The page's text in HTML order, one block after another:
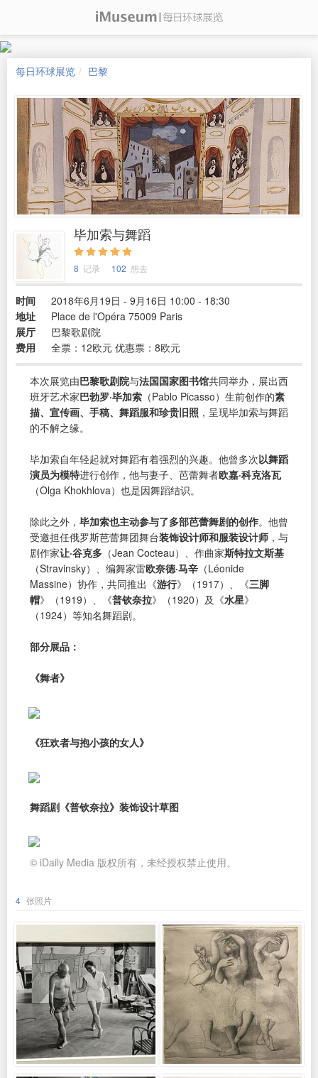
每日环球展览 巴黎
毕加索与舞蹈
8 记录 102 想去
时间
2018年6月19日 - 9月16日 10:00 - 18:30
地址
Place de l'Opéra 75009 Paris
展厅
巴黎歌剧院
费用
全票：12欧元 优惠票：8欧元
本次展览由巴黎歌剧院与法国国家图书馆共同举办，展出西
班牙艺术家巴勃罗·毕加索 （Pablo Picasso）生前创作的素
描、宣传画、手稿、舞蹈服和珍贵旧照 ，呈现毕加索与舞蹈
的不解之缘。
毕加索自年轻起就对舞蹈有着强烈的兴趣。他曾多次以舞蹈
演员为模特进行创作，他与妻子、芭蕾舞者欧嘉·科克洛瓦
（Olga Khokhlova）也是因舞蹈结识。
除此之外， 毕加索也主动参与了多部芭蕾舞剧的创作。他曾
受邀担任俄罗斯芭蕾舞团舞台装饰设计师和服装设计师 ，与
剧作家让·谷克多 （Jean Cocteau）、作曲家斯特拉文斯基
（Stravinsky）、编舞家雷欧奈德·马辛 （Léonide
Massine）协作，共同推出《游行》（1917）、《三脚
帽》（1919）、《普钦奈拉》（1920）及《水星》
（1924）等知名舞蹈剧。
部分展品：
《舞者》
《狂欢者与抱小孩的女人》
舞蹈剧《普钦奈拉》装饰设计草图
© iDaily Media 版权所有，未经授权禁止使用。
4 张照片